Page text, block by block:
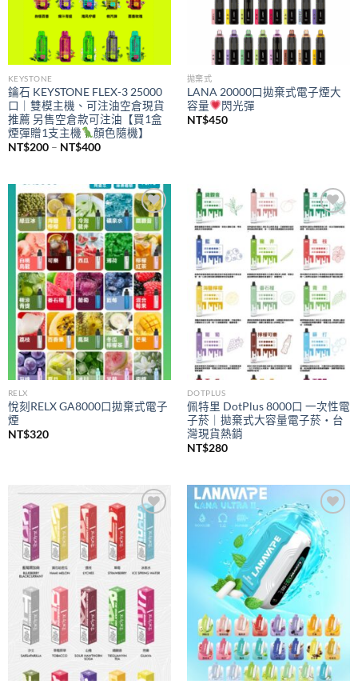
KEYSTONE
鑰石 KEYSTONE FLEX-3 25000
口｜雙模主機、可注油空倉現貨
推薦 另售空倉款可注油【買1盒
煙彈贈1支主機
顏色隨機】
NT$200 – NT$400價
NT$200
到
NT$400
拋棄式
LANA 20000口拋棄式電子煙大
容量
閃光彈
NT$450
Add to
wishlist
RELX
悅刻RELX GA8000口拋棄式電子
煙
NT$320
Add to
DOTPLUS
佩特里 DotPlus 8000口 一次性電
子菸｜拋棄式大容量電子菸・台
灣現貨熱銷
NT$280
Add to
wishlist
Add to
wishlist